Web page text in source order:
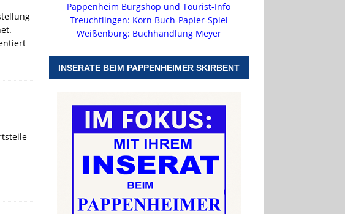
Pappenheim Burgshop und Tourist-Info
Treuchtlingen: Korn Buch-Papier-Spiel
Weißenburg: Buchhandlung Meyer
INSERATE BEIM PAPPENHEIMER SKIRBENT